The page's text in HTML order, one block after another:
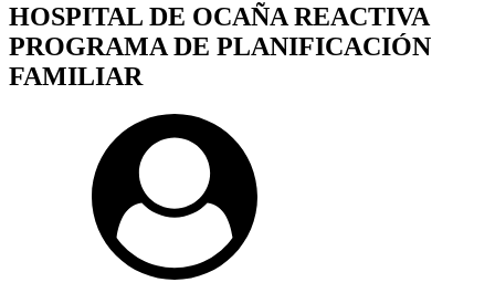
HOSPITAL DE OCAÑA REACTIVA
PROGRAMA DE PLANIFICACIÓN
FAMILIAR